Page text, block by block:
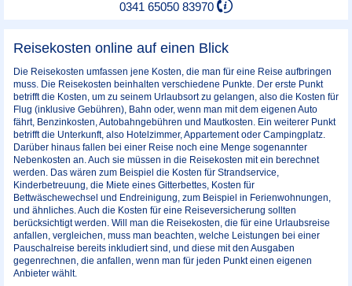
0341 65050 83970
Reisekosten online auf einen Blick
Die Reisekosten umfassen jene Kosten, die man für eine Reise aufbringen
muss. Die Reisekosten beinhalten verschiedene Punkte. Der erste Punkt
betrifft die Kosten, um zu seinem Urlaubsort zu gelangen, also die Kosten für
Flug (inklusive Gebühren), Bahn oder, wenn man mit dem eigenen Auto
fährt, Benzinkosten, Autobahngebühren und Mautkosten. Ein weiterer Punkt
betrifft die Unterkunft, also Hotelzimmer, Appartement oder Campingplatz.
Darüber hinaus fallen bei einer Reise noch eine Menge sogenannter
Nebenkosten an. Auch sie müssen in die Reisekosten mit ein berechnet
werden. Das wären zum Beispiel die Kosten für Strandservice,
Kinderbetreuung, die Miete eines Gitterbettes, Kosten für
Bettwäschewechsel und Endreinigung, zum Beispiel in Ferienwohnungen,
und ähnliches. Auch die Kosten für eine Reiseversicherung sollten
berücksichtigt werden. Will man die Reisekosten, die für eine Urlaubsreise
anfallen, vergleichen, muss man beachten, welche Leistungen bei einer
Pauschalreise bereits inkludiert sind, und diese mit den Ausgaben
gegenrechnen, die anfallen, wenn man für jeden Punkt einen eigenen
Anbieter wählt.